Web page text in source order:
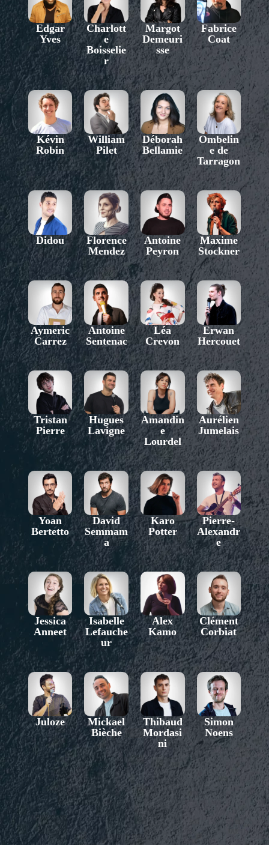
Edgar
Yves
Charlott
e
Boisselie
r
Margot
Demeuri
sse
Fabrice
Coat
Kévin
Robin
William
Pilet
Déborah
Bellamie
Ombelin
e de
Tarragon
Didou
Florence
Mendez
Antoine
Peyron
Maxime
Stockner
Aymeric
Carrez
Antoine
Sentenac
Léa
Crevon
Erwan
Hercouet
Tristan
Pierre
Hugues
Lavigne
Amandin
e
Lourdel
Aurélien
Jumelais
Yoan
Bertetto
David
Semmam
a
Karo
Potter
Pierre-
Alexandr
e
Jessica
Anneet
Isabelle
Lefauche
ur
Alex
Kamo
Clément
Corbiat
Juloze
Mickael
Bièche
Thibaud
Mordasi
ni
Simon
Noens